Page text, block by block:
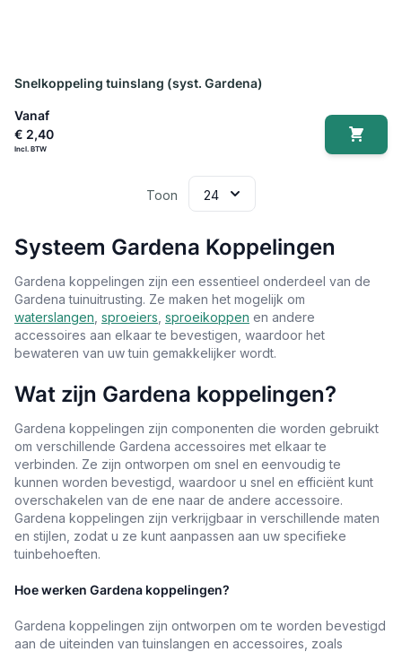
Snelkoppeling tuinslang (syst. Gardena)
Vanaf
€ 2,40
Toon
Systeem Gardena Koppelingen
Gardena koppelingen zijn een essentieel onderdeel van de
Gardena tuinuitrusting. Ze maken het mogelijk om
waterslangen sproeiers sproeikoppen en andere
accessoires aan elkaar te bevestigen, waardoor het
bewateren van uw tuin gemakkelijker wordt.
Wat zijn Gardena koppelingen?
Gardena koppelingen zijn componenten die worden gebruikt
om verschillende Gardena accessoires met elkaar te
verbinden. Ze zijn ontworpen om snel en eenvoudig te
kunnen worden bevestigd, waardoor u snel en efficiënt kunt
overschakelen van de ene naar de andere accessoire.
Gardena koppelingen zijn verkrijgbaar in verschillende maten
en stijlen, zodat u ze kunt aanpassen aan uw specifieke
tuinbehoeften.
Hoe werken Gardena koppelingen?
Gardena koppelingen zijn ontworpen om te worden bevestigd
aan de uiteinden van tuinslangen en accessoires, zoals